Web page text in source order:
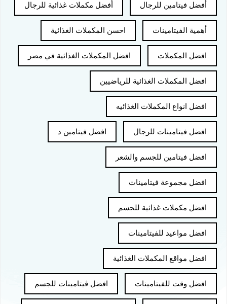
أفضل فيتامين للرجال أفضل مكملات غذائية للرجال
أهمية الفيتامينات احسن المكملات الغذائية
افضل المكملات افضل المكملات الغذائية في مصر
افضل المكملات الغذائية للرياضيين
افضل انواع المكملات الغذائيه
افضل فيتامينات للرجال افضل فيتامين د
افضل فيتامين للجسم والشعر
افضل مجموعة فيتامينات
افضل مكملات غذائية للجسم
افضل مواعيد للفيتامينات
افضل مواقع المكملات الغذائية
افضل وقت للفيتامينات افضل ڤيتامينات للجسم